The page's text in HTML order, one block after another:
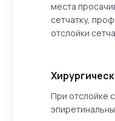
При отслойке
места
сетчатку,
отслойки